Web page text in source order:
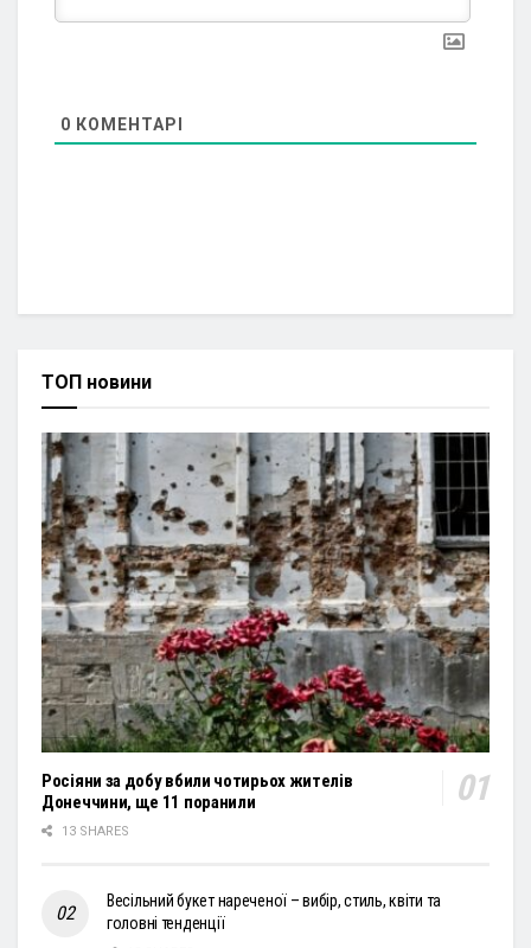
0 КОМЕНТАРІ
ТОП новини
Росіяни за добу вбили чотирьох жителів
Донеччини, ще 11 поранили
13 SHARES
Весільний букет нареченої – вибір, стиль, квіти та
головні тенденції